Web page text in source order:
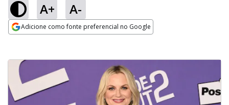
A+ A-
Adicione como fonte preferencial no Google